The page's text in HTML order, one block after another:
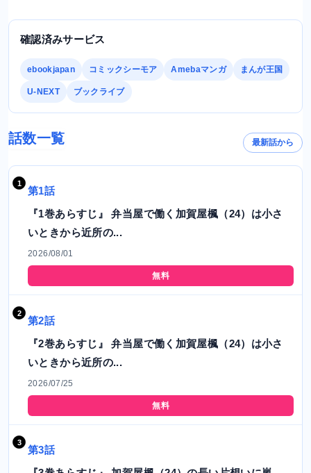
確認済みサービス
ebookjapan コミックシーモア Amebaマンガ まんが王国
U-NEXT ブックライブ
話数一覧 最新話から
第1話
『1巻あらすじ』 弁当屋で働く加賀屋楓（24）は小さ
いときから近所の...
2026/08/01
無料
第2話
『2巻あらすじ』 弁当屋で働く加賀屋楓（24）は小さ
いときから近所の...
2026/07/25
無料
第3話